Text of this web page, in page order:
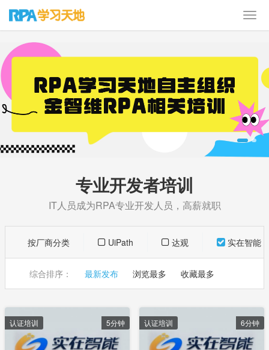
专业开发者培训
IT人员成为RPA专业开发人员，高薪就职
按厂商分类 UiPath 达观 实在智能
综合排序： 最新发布 浏览最多 收藏最多
认证培训 5分钟 认证培训 6分钟